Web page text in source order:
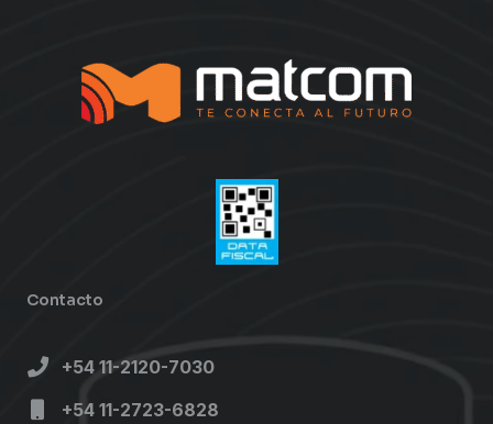
Contacto
+54 11-2120-7030
+54 11-2723-6828